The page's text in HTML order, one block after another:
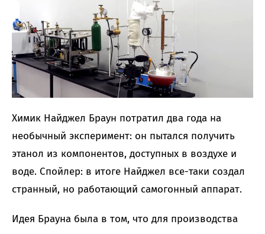
Химик Найджел Браун потратил два года на
необычный эксперимент: он пытался получить
этанол из компонентов, доступных в воздухе и
воде. Спойлер: в итоге Найджел все-таки создал
странный, но работающий самогонный аппарат.
Идея Брауна была в том, что для производства